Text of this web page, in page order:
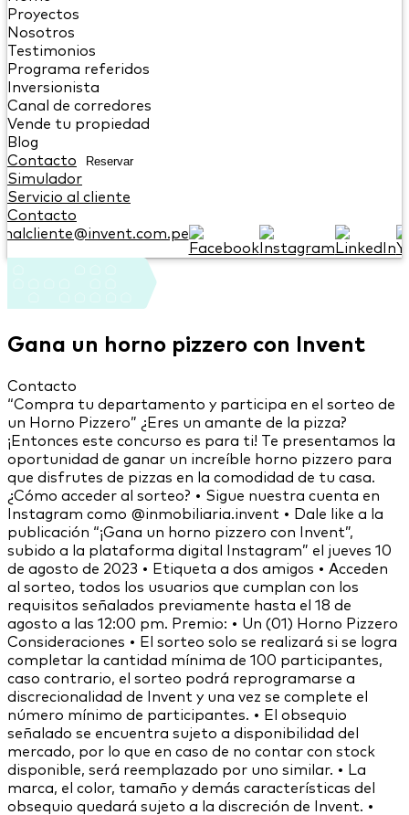
Proyectos
Nosotros
Testimonios
Programa referidos
Inversionista
Canal de corredores
Vende tu propiedad
Blog
Contacto
Reservar
Simulador
Servicio al cliente
Contacto
Gana un horno pizzero con Invent
Contacto
“Compra tu departamento y participa en el sorteo de
un Horno Pizzero” ¿Eres un amante de la pizza?
¡Entonces este concurso es para ti! Te presentamos la
oportunidad de ganar un increíble horno pizzero para
que disfrutes de pizzas en la comodidad de tu casa.
¿Cómo acceder al sorteo? • Sigue nuestra cuenta en
Instagram como @inmobiliaria.invent • Dale like a la
publicación “¡Gana un horno pizzero con Invent”,
subido a la plataforma digital Instagram” el jueves 10
de agosto de 2023 • Etiqueta a dos amigos • Acceden
al sorteo, todos los usuarios que cumplan con los
requisitos señalados previamente hasta el 18 de
agosto a las 12:00 pm. Premio: • Un (01) Horno Pizzero
Consideraciones • El sorteo solo se realizará si se logra
completar la cantidad mínima de 100 participantes,
caso contrario, el sorteo podrá reprogramarse a
discrecionalidad de Invent y una vez se complete el
número mínimo de participantes. • El obsequio
señalado se encuentra sujeto a disponibilidad del
mercado, por lo que en caso de no contar con stock
disponible, será reemplazado por uno similar. • La
marca, el color, tamaño y demás características del
obsequio quedará sujeto a la discreción de Invent. •